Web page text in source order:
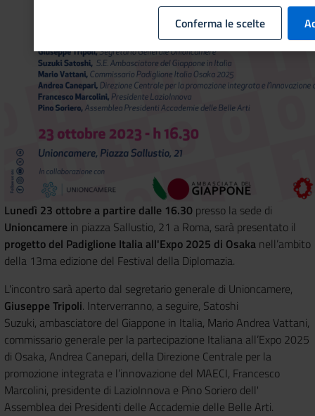
Lunedì 23 ottobre a partire dalle 16.30 presso la sede di
Unioncamere in piazza Sallustio, 21 a Roma, sarà presentato il
progetto del Padiglione Italia all'Expo 2025 di Osaka nell’ambito
della 13ma edizione del Festival della Diplomazia.
L'incontro sarà aperto dal segretario generale di Unioncamere,
Giuseppe Tripoli. Interverranno, a seguire, Satoshi
Suzuki, ambasciatore del Giappone in Italia, Mario Andrea Vattani,
commissario generale per la partecipazione Italiana all’Expo 2025
di Osaka, Andrea Canepari, della Direzione Centrale per la
promozione integrata e l’innovazione del MAECI, Francesco
Marcolini, presidente di LazioInnova e Pino Soriero dell'
Assemblea dei Presidenti delle Accademie delle Belle Arti.
Conferma le scelte